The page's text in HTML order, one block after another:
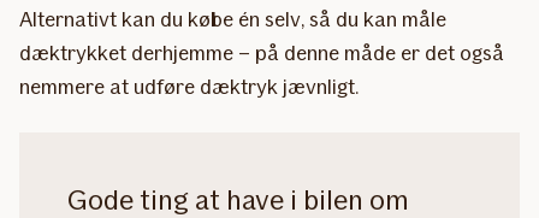
Alternativt kan du købe én selv, så du kan måle
dæktrykket derhjemme – på denne måde er det også
nemmere at udføre dæktryk jævnligt.
Gode ting at have i bilen om